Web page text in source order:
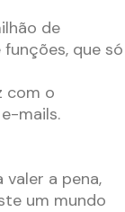
de
que só
com o
mails.
valer a pena,
um mundo